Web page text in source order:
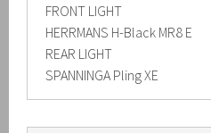
FRONT LIGHT
HERRMANS H-Black MR8 E
REAR LIGHT
SPANNINGA Pling XE